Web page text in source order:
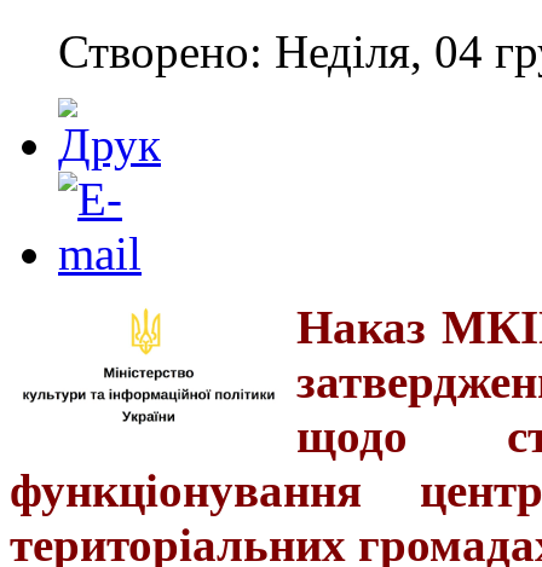
Створено: Неділя, 04
Наказ
щодо
функціонування
територіальних